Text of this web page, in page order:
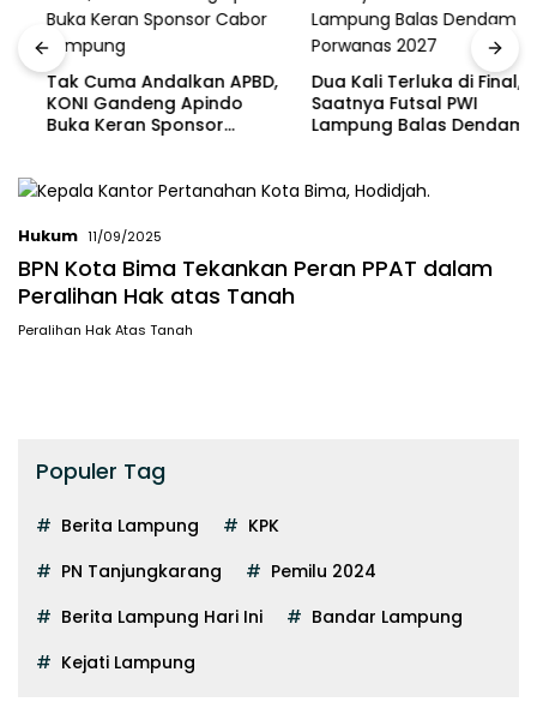
Tak Cuma Andalkan APBD,
KONI Gandeng Apindo
Buka Keran Sponsor
Dua Kali Terluka di Final,
Saatnya Futsal PWI
Lampung Balas Dendam di
Hukum 11/09/2025
BPN Kota Bima Tekankan Peran PPAT dalam
Peralihan Hak atas Tanah
Peralihan Hak Atas Tanah
Populer Tag
Berita Lampung
KPK
PN Tanjungkarang
Pemilu 2024
Berita Lampung Hari Ini
Bandar Lampung
Kejati Lampung